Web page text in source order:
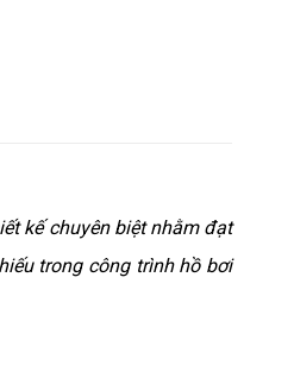
kế chuyên biệt nhằm đạt
trong công trình hồ bơi